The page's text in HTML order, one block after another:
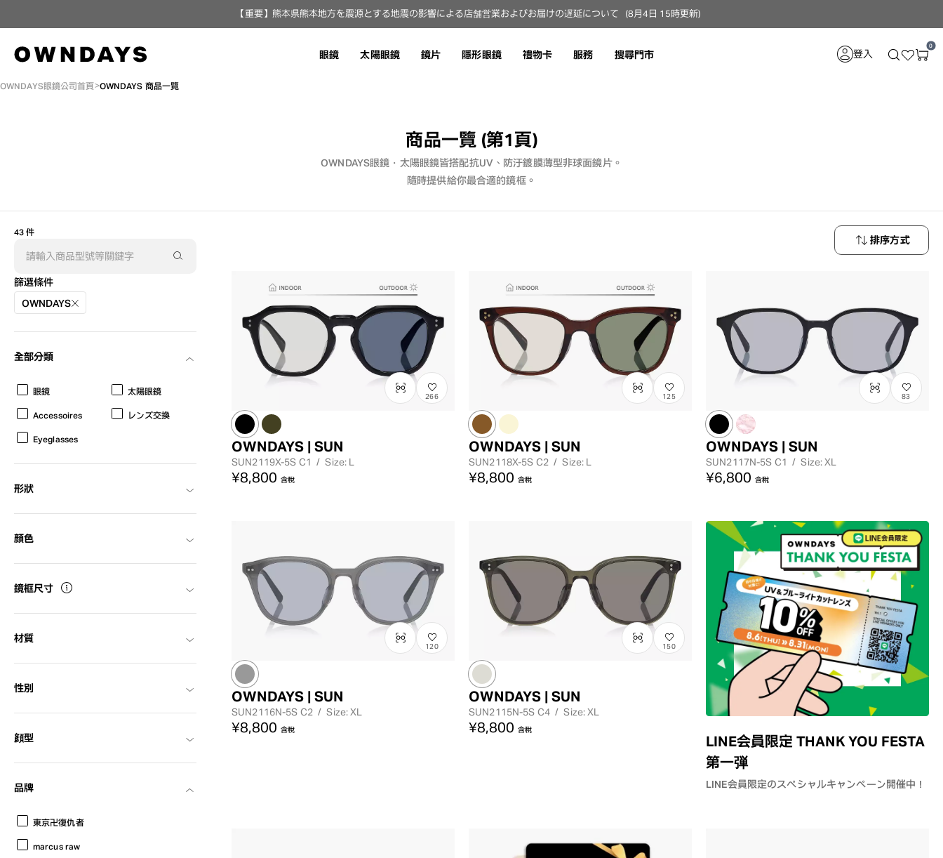
【重要】熊本県熊本地方を震源とする地震の影響による店舗営業およびお届けの遅延について（8月4日 15時更新）
眼鏡 太陽眼鏡 鏡片 隱形眼鏡 禮物卡 服務 搜尋門市 登入
0
OWNDAYS眼鏡公司首頁 OWNDAYS 商品一覽
商品一覽 (第1頁)
OWNDAYS眼鏡・太陽眼鏡皆搭配抗UV、防汙鍍膜薄型非球面鏡片。
隨時提供給你最合適的鏡框。
43 件
篩選條件
OWNDAYS
全部分類
眼鏡 太陽眼鏡
Accessoires レンズ交換
Eyeglasses
形狀
顏色
鏡框尺寸
材質
性別
顔型
品牌
東京卍復仇者
marcus raw
排序方式
最高價格
LINE会員限定 THANK YOU FESTA
第一弾
LINE会員限定のスペシャルキャンペーン開催中！
266
OWNDAYS | SUN
SUN2119X-5S C1 / Size: L
¥8,800 含稅
125
OWNDAYS | SUN
SUN2118X-5S C2 / Size: L
¥8,800 含稅
83
OWNDAYS | SUN
SUN2117N-5S C1 / Size: XL
¥6,800 含稅
120
OWNDAYS | SUN
SUN2116N-5S C2 / Size: XL
¥8,800 含稅
150
OWNDAYS | SUN
SUN2115N-5S C4 / Size: XL
¥8,800 含稅